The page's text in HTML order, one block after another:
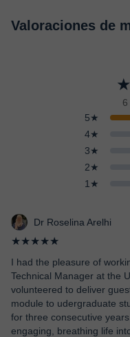
Valoraciones de
5★
4★
3★
2★
1★
Dr Roselina Arelhi
★★★★★
I had the pleasure of
Technical Manager at the
volunteered to deliver
module to udergraduate
for three consecutive
engaging, breathing life